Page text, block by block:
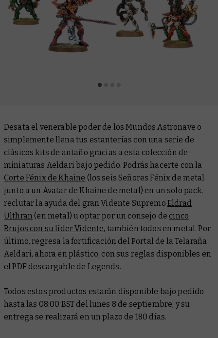
Desata el venerable poder de los Mundos Astronave o
simplemente llena tus estanterías con una serie de
clásicos kits de antaño gracias a esta colección de
miniaturas Aeldari bajo pedido. Podrás hacerte con la
Corte Fénix de Khaine (los seis Señores Fénix de metal
junto a un Avatar de Khaine de metal) en un solo pack,
reclutar la ayuda del gran Vidente Supremo Eldrad
Ulthran (en metal) u optar por un consejo de cinco
Brujos con su líder Vidente, también todos en metal. Por
último, regresa la fortificación del Portal de la Telaraña
Aeldari, ahora en plástico, con sus reglas disponibles en
el PDF descargable de Legends.
Todos estos productos estarán disponible bajo pedido
hasta las 08:00 BST del lunes 8 de septiembre, y su
entrega se realizará en un plazo de 180 días.